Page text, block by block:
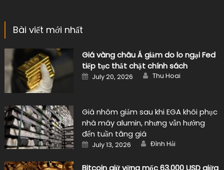
Bài viết mới nhất
Giá vàng châu Á giảm do lo ngại Fed
tiếp tục thắt chặt chính sách
Posted
on
July 20, 2026 Author
Thu Hoai
Giá nhôm giảm sau khi EGA khôi phục
nhà máy alumin, nhưng vẫn hướng
đến tuần tăng giá
Posted
on
July 13, 2026 Author
Đình Hải
Bitcoin giữ vững mốc 63.000 USD giữa